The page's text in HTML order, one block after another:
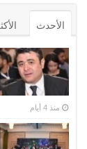
الأحدث
منذ 4 أيام